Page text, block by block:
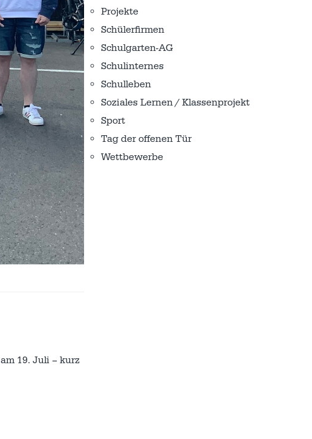
19. Juli – kurz
Projekte
Schülerfirmen
Schulgarten-AG
Schulinternes
Schulleben
Soziales Lernen / Klassenprojekt
Sport
Tag der offenen Tür
Wettbewerbe